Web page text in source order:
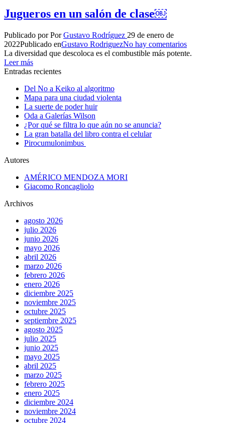
Jugueros en un salón de clase￼
Publicado por PorGustavo Rodríguez 29 de enero de
2022Publicado enGustavo RodriguezNo hay comentarios
La diversidad que descoloca es el combustible más potente.
Leer más
Entradas recientes
Del No a Keiko al algoritmo
Mapa para una ciudad violenta
La suerte de poder huir
Oda a Galerías Wilson
¿Por qué se filtra lo que aún no se anuncia?
La gran batalla del libro contra el celular
Pirocumulonimbus
Autores
AMÉRICO MENDOZA MORI
Giacomo Roncagliolo
Archivos
agosto 2026
julio 2026
junio 2026
mayo 2026
abril 2026
marzo 2026
febrero 2026
enero 2026
diciembre 2025
noviembre 2025
octubre 2025
septiembre 2025
agosto 2025
julio 2025
junio 2025
mayo 2025
abril 2025
marzo 2025
febrero 2025
enero 2025
diciembre 2024
noviembre 2024
octubre 2024